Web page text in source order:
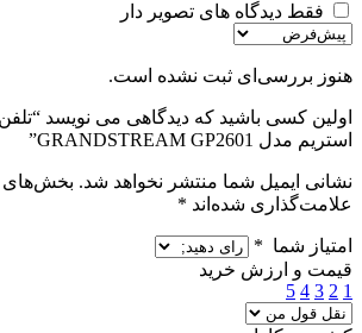
فقط دیدگاه های تصویر دار
هنوز بررسی‌ای ثبت نشده است.
اولین کسی باشید که دیدگاهی می نویسد
استریم مدل GRANDSTREAM GP2601”
نشانی ایمیل شما منتشر نخواهد شد. بخش‌های
علامت‌گذاری شده‌اند *
امتیاز شما *
قیمت و ارزش خرید
1
2
3
4
5